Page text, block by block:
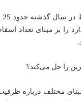
را بر مبنای تعداد
را حل می‌کند؟
مختلف درباره